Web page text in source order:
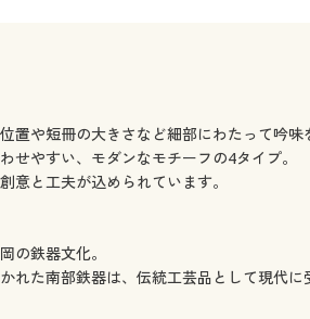
置や短冊の大きさなど細部にわたって吟味
せやすい、モダンなモチーフの4タイプ。
意と工夫が込められています。
の鉄器文化。
れた南部鉄器は、伝統工芸品として現代に